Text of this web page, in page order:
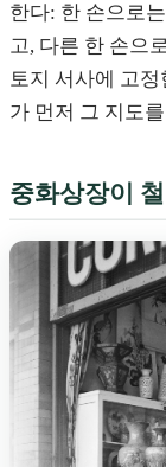
한다: 한 손으로
고, 다른 한 손으
토지 서사에 고
가 먼저 그 지도
중화상장이